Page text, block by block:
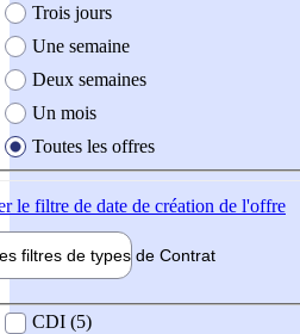
Trois jours
Une semaine
Deux semaines
Un mois
Toutes les offres
le filtre de date de création de l'offre
filtres de types de Contrat
contrat
CDI (5)